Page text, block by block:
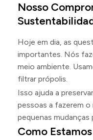
Nosso
Hoje em dia, as
importantes. Nós
meio ambiente.
filtrar própolis.
Isso ajuda a
pessoas a fazerem
pequenas
Como